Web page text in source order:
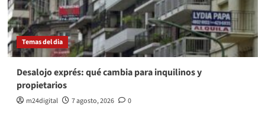
Temas del dia
Desalojo exprés: qué cambia para inquilinos y
propietarios
m24digital 7 agosto, 2026 0